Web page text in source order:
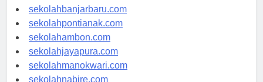
sekolahpalangkaraya.com
sekolahbanjarbaru.com
sekolahpontianak.com
sekolahambon.com
sekolahjayapura.com
sekolahmanokwari.com